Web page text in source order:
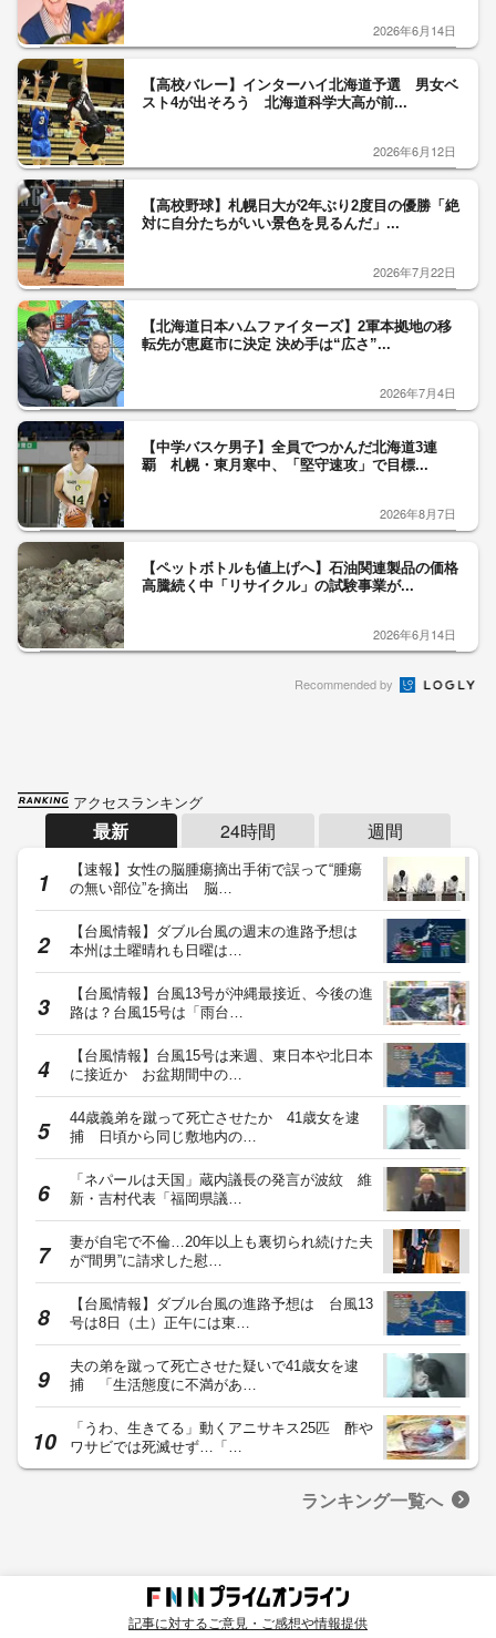
2026年6月14日
【高校バレー】インターハイ北海道予選 男女ベ
スト4が出そろう 北海道科学大高が前...
2026年6月12日
【高校野球】札幌日大が2年ぶり2度目の優勝「絶
対に自分たちがいい景色を見るんだ」...
2026年7月22日
【北海道日本ハムファイターズ】2軍本拠地の移
転先が恵庭市に決定 決め手は“広さ”...
2026年7月4日
【中学バスケ男子】全員でつかんだ北海道3連
覇 札幌・東月寒中、「堅守速攻」で目標...
2026年8月7日
【ペットボトルも値上げへ】石油関連製品の価格
高騰続く中「リサイクル」の試験事業が...
2026年6月14日
Recommended by
アクセスランキング
最新 24時間 週間
【速報】女性の脳腫瘍摘出手術で誤って“腫瘍
の無い部位”を摘出 脳…
【台風情報】ダブル台風の週末の進路予想は
本州は土曜晴れも日曜は…
【台風情報】台風13号が沖縄最接近、今後の進
路は？台風15号は「雨台…
【台風情報】台風15号は来週、東日本や北日本
に接近か お盆期間中の…
44歳義弟を蹴って死亡させたか 41歳女を逮
捕 日頃から同じ敷地内の…
「ネパールは天国」蔵内議長の発言が波紋 維
新・吉村代表「福岡県議…
妻が自宅で不倫…20年以上も裏切られ続けた夫
が“間男”に請求した慰…
【台風情報】ダブル台風の進路予想は 台風13
号は8日（土）正午には東…
夫の弟を蹴って死亡させた疑いで41歳女を逮
捕 「生活態度に不満があ…
「うわ、生きてる」動くアニサキス25匹 酢や
ワサビでは死滅せず…「…
ランキング一覧へ
記事に対するご意見・ご感想や情報提供